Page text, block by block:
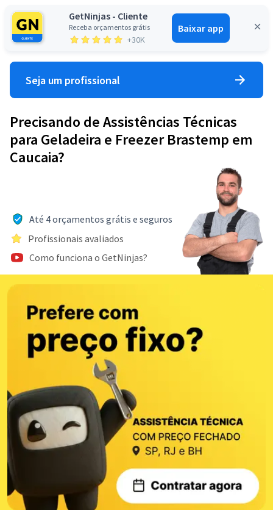
GetNinjas - Cliente
Receba orçamentos grátis
+30K
Baixar app
Entrar
Seja um profissional
Precisando de Assistências Técnicas
para Geladeira e Freezer Brastemp em
Caucaia?
Até 4 orçamentos grátis e seguros
Profissionais avaliados
Como funciona o GetNinjas?